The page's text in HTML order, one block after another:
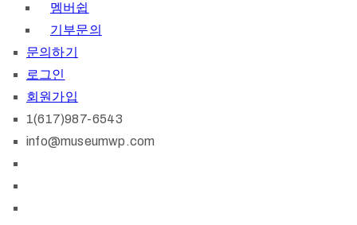
멤버쉽
기부문의
문의하기
로그인
회원가입
1(617)987-6543
info@museumwp.com